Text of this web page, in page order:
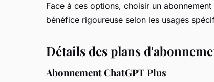
Face à ces options, choisir un
bénéfice rigoureuse selon les usages
Détails des plans
Abonnement ChatGPT Plus